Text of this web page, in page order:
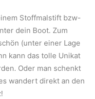
Stoffmalstift bzw-
dein Boot. Zum
(unter einer Lage
kann das tolle Unikat
Oder man schenkt
wandert direkt an den